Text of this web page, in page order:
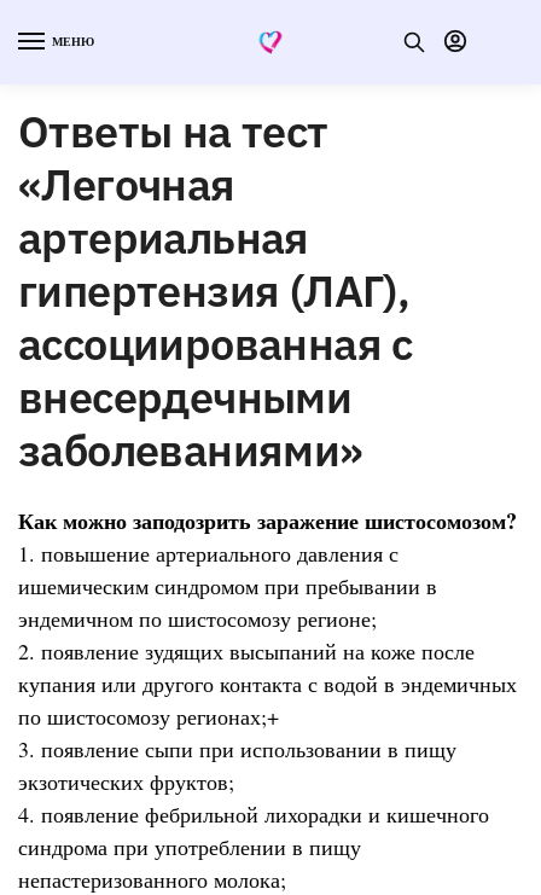
МЕНЮ
Ответы на тест
«Легочная
артериальная
гипертензия (ЛАГ),
ассоциированная с
внесердечными
заболеваниями»
Как можно заподозрить заражение шистосомозом?
1. повышение артериального давления с
ишемическим синдромом при пребывании в
эндемичном по шистосомозу регионе;
2. появление зудящих высыпаний на коже после
купания или другого контакта с водой в эндемичных
по шистосомозу регионах;+
3. появление сыпи при использовании в пищу
экзотических фруктов;
4. появление фебрильной лихорадки и кишечного
синдрома при употреблении в пищу
непастеризованного молока;